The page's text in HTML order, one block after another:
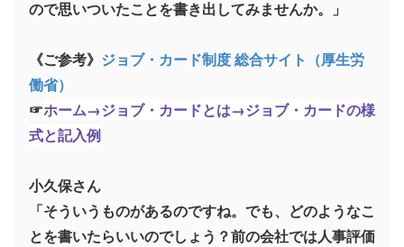
ので思いついたことを書き出してみませんか。」
《ご参考》 ジョブ・カード制度 総合サイト（厚生労
働省）
☞ホーム→ジョブ・カードとは→ジョブ・カードの様
式と記入例
小久保さん
「そういうものがあるのですね。でも、どのようなこ
とを書いたらいいのでしょう？前の会社では人事評価